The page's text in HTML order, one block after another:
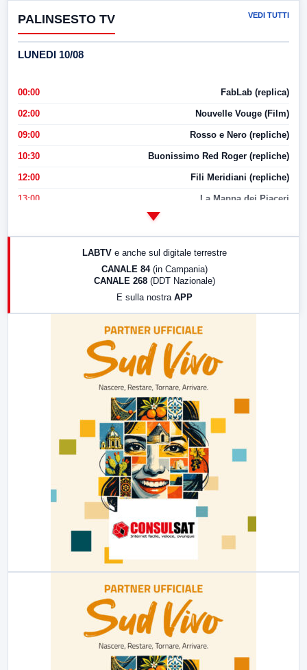
PALINSESTO TV VEDI TUTTI
LUNEDI 10/08
00:00 FabLab (replica)
02:00 Nouvelle Vouge (Film)
09:00 Rosso e Nero (repliche)
10:30 Buonissimo Red Roger (repliche)
12:00 Fili Meridiani (repliche)
13:00 La Mappa dei Piaceri
LABTV e anche sul digitale terrestre
CANALE 84 (in Campania)
CANALE 268 (DDT Nazionale)
E sulla nostra APP